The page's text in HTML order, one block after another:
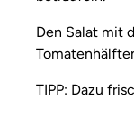
Den Salat mit
TIPP: Dazu